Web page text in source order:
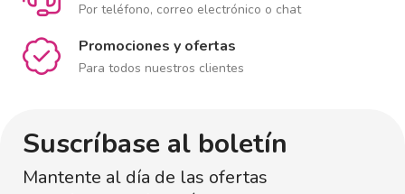
Por teléfono, correo electrónico o chat
Promociones y ofertas
Para todos nuestros clientes
Suscríbase al boletín
Mantente al día de las ofertas